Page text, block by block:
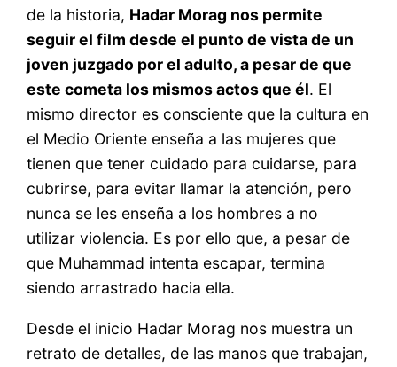
de la historia, Hadar Morag nos permite
seguir el film desde el punto de vista de un
joven juzgado por el adulto, a pesar de que
este cometa los mismos actos que él. El
mismo director es consciente que la cultura en
el Medio Oriente enseña a las mujeres que
tienen que tener cuidado para cuidarse, para
cubrirse, para evitar llamar la atención, pero
nunca se les enseña a los hombres a no
utilizar violencia. Es por ello que, a pesar de
que Muhammad intenta escapar, termina
siendo arrastrado hacia ella.
Desde el inicio Hadar Morag nos muestra un
retrato de detalles, de las manos que trabajan,